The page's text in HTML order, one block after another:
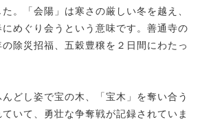
。「会陽」は寒さの厳しい冬を越え、
めぐり会うという意味です。善通寺の
除災招福、五穀豊穣を２日間にわたっ
どし姿で宝の木、「宝木」を奪い合う
ていて、勇壮な争奪戦が記録されていま